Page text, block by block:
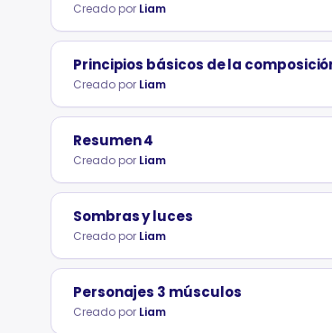
Creado por Liam
Principios básicos de la
Creado por Liam
Resumen 4
Creado por Liam
Sombras y luces
Creado por Liam
Personajes 3 músculos
Creado por Liam